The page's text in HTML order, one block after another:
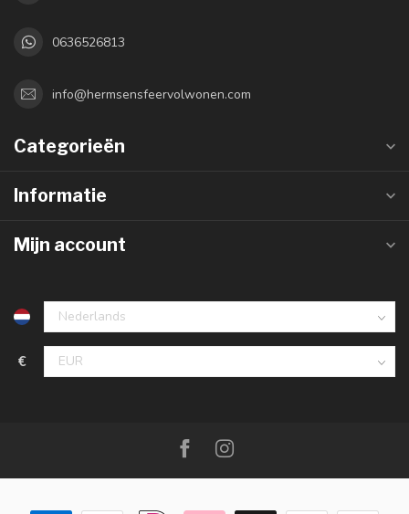
0636526813
info@hermsensfeervolwonen.com
Categorieën
Informatie
Mijn account
€